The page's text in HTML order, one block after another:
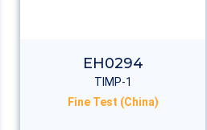
EH0294
TIMP-1
Fine Test (China)